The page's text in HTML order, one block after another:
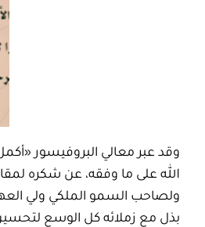
وقد عبر معالي البروفيسور
الله على ما وفقه، عن شكره
ولصاحب السمو الملكي ولي
بذل مع زملائه كل الوسع